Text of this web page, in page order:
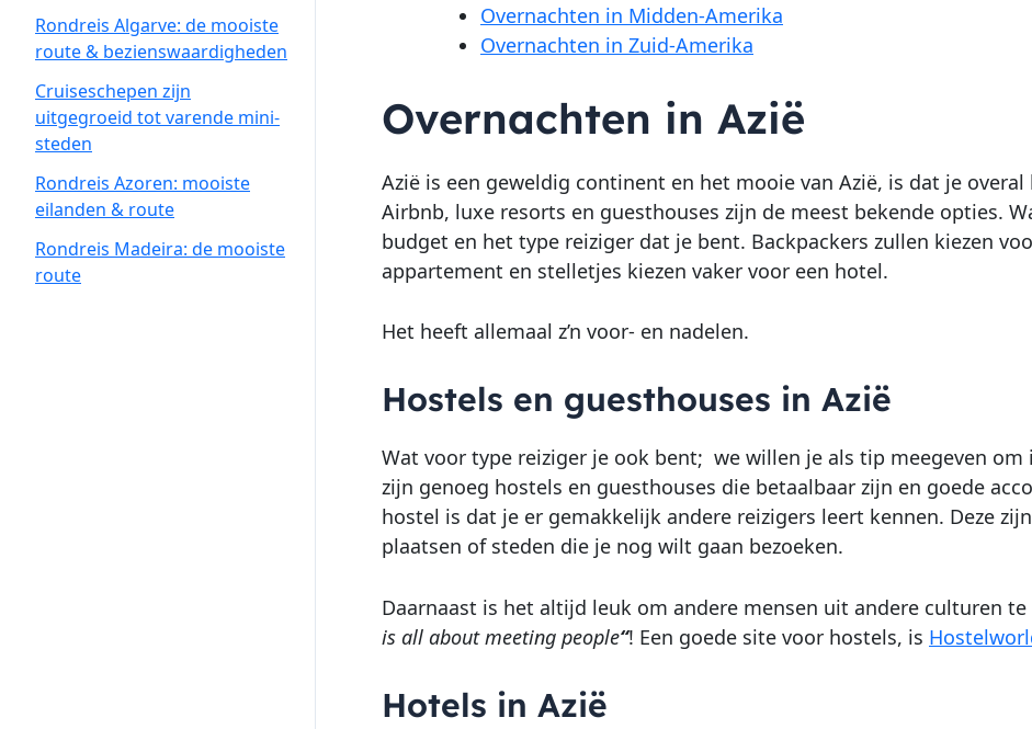
Rondreis Algarve: de mooiste
route & bezienswaardigheden
Cruiseschepen zijn
uitgegroeid tot varende mini-
steden
Rondreis Azoren: mooiste
eilanden & route
Rondreis Madeira: de mooiste
route
Overnachten in Midden-Amerika
Overnachten in Zuid-Amerika
Overnachten in Azië
Azië is een geweldig continent en het mooie van Azië, is dat je
Airbnb, luxe resorts en guesthouses zijn de meest bekende opties.
budget en het type reiziger dat je bent. Backpackers zullen kiezen
appartement en stelletjes kiezen vaker voor een hotel.
Het heeft allemaal z’n voor- en nadelen.
Hostels en guesthouses in Azië
Wat voor type reiziger je ook bent; we willen je als tip meegeven
zijn genoeg hostels en guesthouses die betaalbaar zijn en goede
hostel is dat je er gemakkelijk andere reizigers leert kennen. Deze
plaatsen of steden die je nog wilt gaan bezoeken.
Daarnaast is het altijd leuk om andere mensen uit andere culturen
is all about meeting people“! Een goede site voor hostels, is
Hotels in Azië